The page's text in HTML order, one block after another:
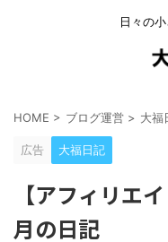
日々の
HOME > ブログ運営 > 大福
広告 大福日記
【アフィリエ
月の日記